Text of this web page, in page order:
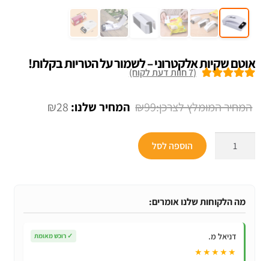
אוטם שקיות אלקטרוני – לשמור על הטריות בקלות!
לקוחות
(
7חוות דעת לקוח)
₪99
המחיר
₪28 המחיר
אלקטרוני
לשמור
הוספה לסל
מה הלקוחות שלנו אומרים:
דניאל מ. ✓ רוכש מאומת
★★★★★